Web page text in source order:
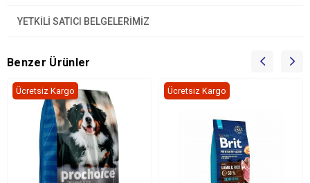
YETKİLİ SATICI BELGELERİMİZ
Benzer Ürünler
Ücretsiz Kargo Ücretsiz Kargo